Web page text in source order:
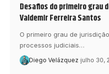
Desafios do primeiro grau
Valdemir Ferreira Santos
O primeiro grau de
processos judiciais…
Diego Velázquez julho 30,